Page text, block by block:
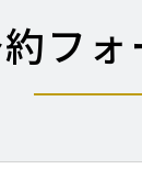
フォ